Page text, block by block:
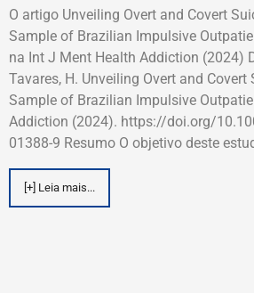
O artigo Unveiling Overt and Covert
Sample of Brazilian Impulsive
na Int J Ment Health Addiction (2024)
Tavares, H. Unveiling Overt and
Sample of Brazilian Impulsive
Addiction (2024). https://doi.org/
01388-9 Resumo O objetivo deste
[+] Leia mais...